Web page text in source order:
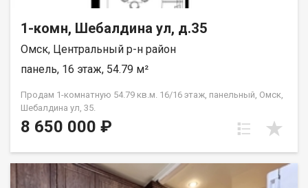
1-комн, Шебалдина ул, д.35
Омск, Центральный р-н район
панель, 16 этаж, 54.79 м²
Продам 1-комнатную 54.79 кв.м. 16/16 этаж, панельный, Омск,
Шебалдина ул, 35.
8 650 000 ₽